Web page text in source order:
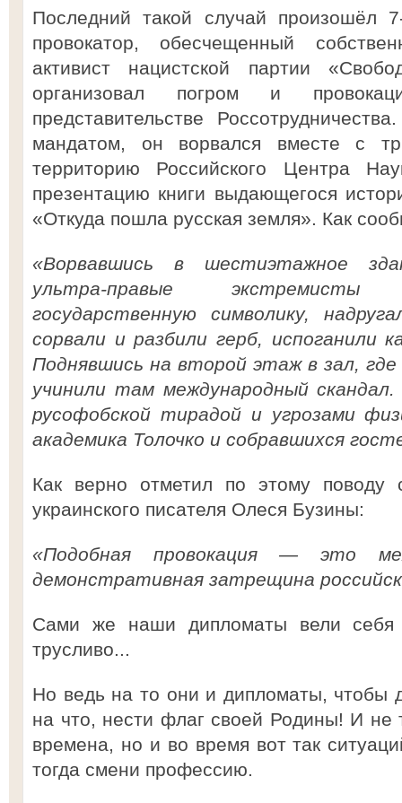
Последний такой случай произошёл
провокатор, обесчещенный
активист нацистской партии
организовал погром и
представительстве
мандатом, он ворвался вместе с
территорию Российского Центра
презентацию книги выдающегося
«Откуда пошла русская земля». Как
«Ворвавшись в шестиэтажное
ультра-правые
государственную символику,
сорвали и разбили герб, испоганили
Поднявшись на второй этаж в зал,
учинили там международный
русофобской тирадой и угрозами
академика Толочко и собравшихся
Как верно отметил по этому поводу
украинского писателя Олеся Бузины:
«Подобная провокация — это
демонстративная затрещина
Сами же наши дипломаты вели себя
трусливо...
Но ведь на то они и дипломаты, чтобы
на что, нести флаг своей Родины! И не
времена, но и во время вот так
тогда смени профессию.